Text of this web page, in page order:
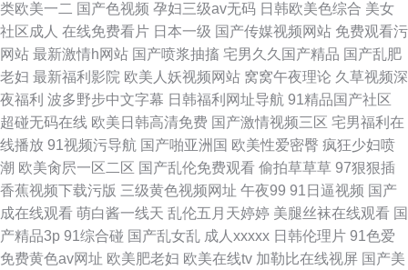
类欧美一二 国产色视频 孕妇三级av无码 日韩欧美色综合 美女
社区成人 在线免费看片 日本一级 国产传媒视频网站 免费观看污
网站 最新激情h网站 国产喷浆抽搐 宅男久久国产精品 国产乱肥
老妇 最新福利影院 欧美人妖视频网站 窝窝午夜理论 久草视频深
夜福利 波多野步中文字幕 日韩福利网址导航 91精品国产社区
超碰无码在线 欧美日韩高清免费 国产激情视频三区 宅男福利在
线播放 91视频污导航 国产啪亚洲国 欧美性爱密臀 疯狂少妇喷
潮 欧美肏屄一区二区 国产乱伦免费观看 偷拍草草草 97狠狠插
香蕉视频下载污版 三级黄色视频网址 午夜99 91日逼视频 国产
成在线观看 萌白酱一线天 乱伦五月天婷婷 美腿丝袜在线观看 国
产精品3p 91综合碰 国产乱女乱 成人xxxxx 日韩伦理片 91色爱
免费黄色av网址 欧美肥老妇 欧美在线tv 加勒比在线视屏 国产美